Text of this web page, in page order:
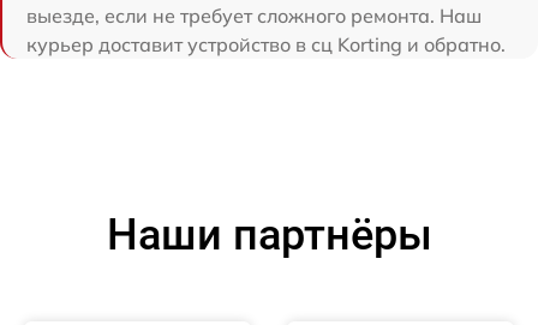
выезде, если не требует сложного ремонта. Наш
курьер доставит устройство в сц Korting и обратно.
Наши партнёры